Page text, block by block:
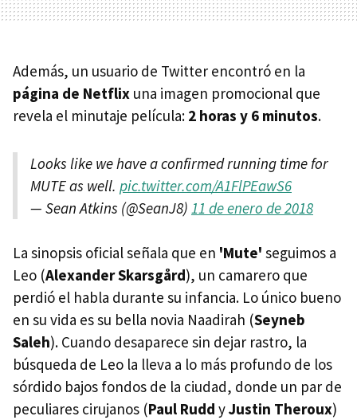
Además, un usuario de Twitter encontró en la
página de Netflix una imagen promocional que
revela el minutaje película: 2 horas y 6 minutos.
Looks like we have a confirmed running time for
MUTE as well. pic.twitter.com/A1FlPEawS6
— Sean Atkins (@SeanJ8) 11 de enero de 2018
La sinopsis oficial señala que en 'Mute' seguimos a
Leo (Alexander Skarsgård), un camarero que
perdió el habla durante su infancia. Lo único bueno
en su vida es su bella novia Naadirah (Seyneb
Saleh). Cuando desaparece sin dejar rastro, la
búsqueda de Leo la lleva a lo más profundo de los
sórdido bajos fondos de la ciudad, donde un par de
peculiares cirujanos (Paul Rudd yJustin Theroux)